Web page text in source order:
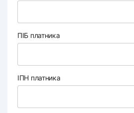
ПІБ платника
ІПН платника